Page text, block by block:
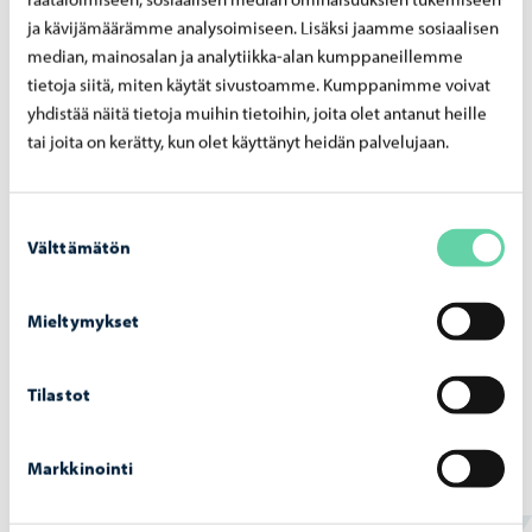
ja kävijämäärämme analysoimiseen. Lisäksi jaamme sosiaalisen
median, mainosalan ja analytiikka-alan kumppaneillemme
tietoja siitä, miten käytät sivustoamme. Kumppanimme voivat
yhdistää näitä tietoja muihin tietoihin, joita olet antanut heille
tai joita on kerätty, kun olet käyttänyt heidän palvelujaan.
valinta
Välttämätön
Mieltymykset
Tilastot
Markkinointi
tar­koi­tus avata uu­del­leen 17.4.
Liikunta ja ulkoilu
Ha­ma­rin ur­hei­lu­ken­tän ylei­sur­hei­lua­lue sul­
je­taan